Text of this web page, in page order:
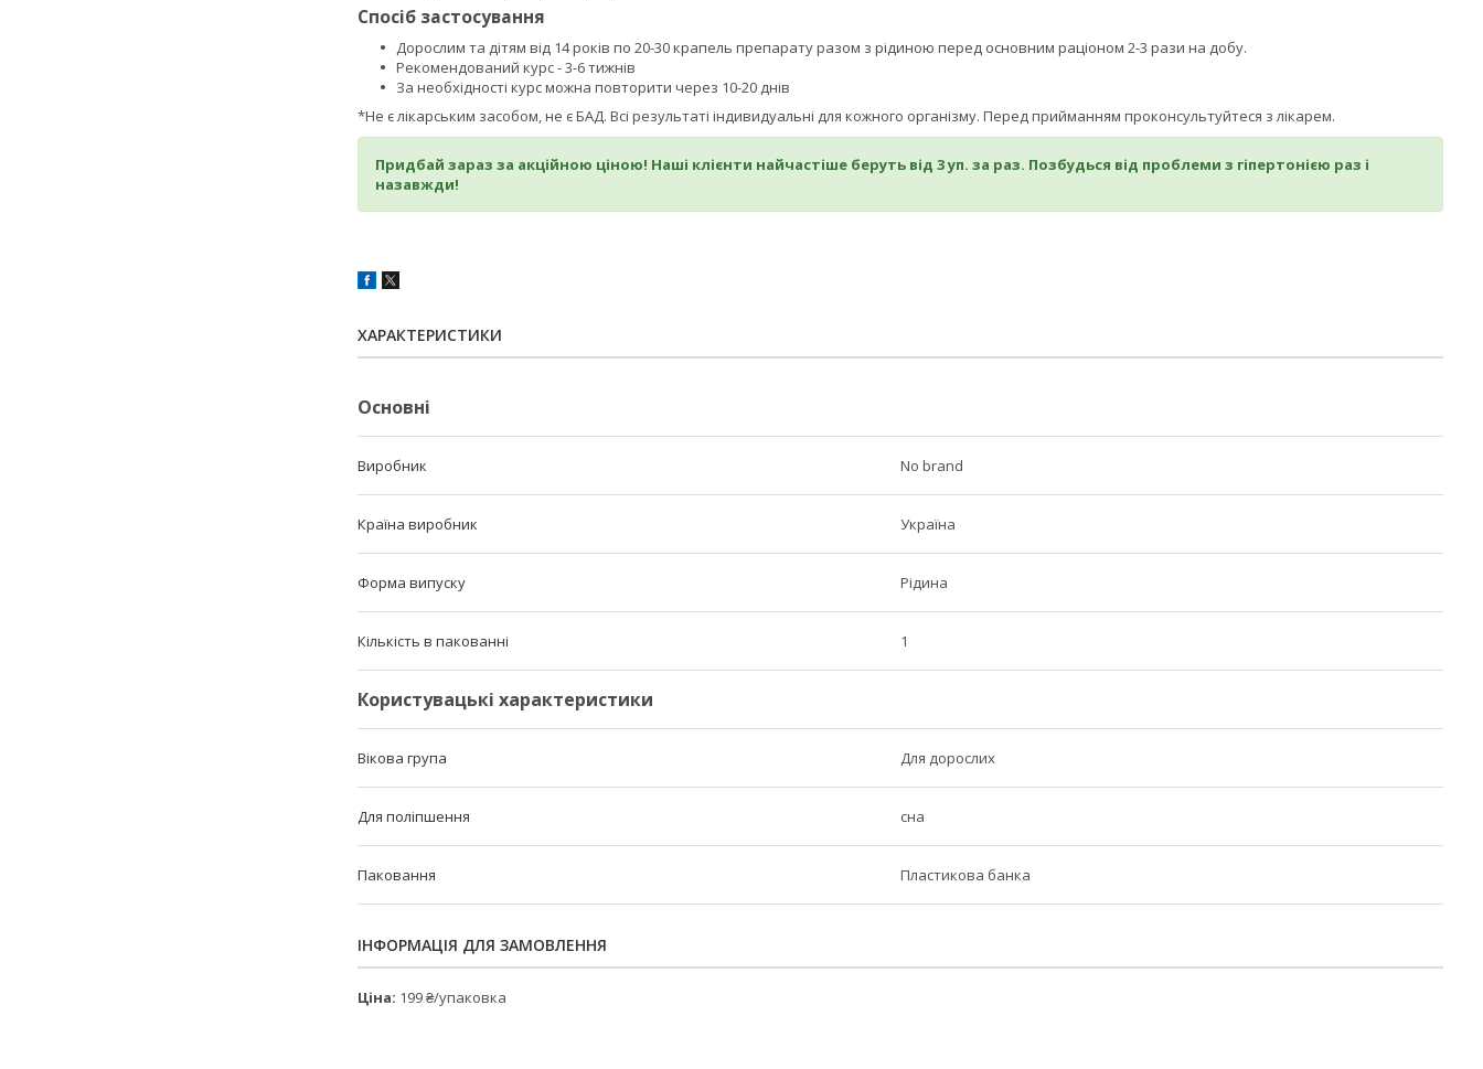
Спосіб застосування
Дорослим та дітям від 14 років по 20-30 крапель препарату разом з рідиною перед основним раціоном 2-3 рази на добу.
Рекомендований курс - 3-6 тижнів
За необхідності курс можна повторити через 10-20 днів
*Не є лікарським засобом, не є БАД. Всі результаті індивидуальні для кожного організму. Перед прийманням проконсультуйтеся з лікарем.
Придбай зараз за акційною ціною! Наші клієнти найчастіше беруть від 3 уп. за раз. Позбудься від проблеми з гіпертонією раз і
назавжди!
ХАРАКТЕРИСТИКИ
Основні
Виробник No brand
Країна виробник Україна
Форма випуску Рідина
Кількість в пакованні 1
Користувацькі характеристики
Вікова група Для дорослих
Для поліпшення сна
Паковання Пластикова банка
ІНФОРМАЦІЯ ДЛЯ ЗАМОВЛЕННЯ
Ціна: 199 ₴/упаковка